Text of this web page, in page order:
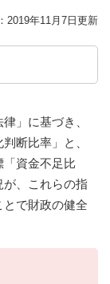
2019年11月7日更新
」に基づき、
断比率」と、
資金不足比
、これらの指
で財政の健全